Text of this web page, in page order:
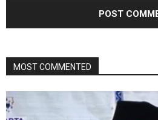
MOST COMMENTED